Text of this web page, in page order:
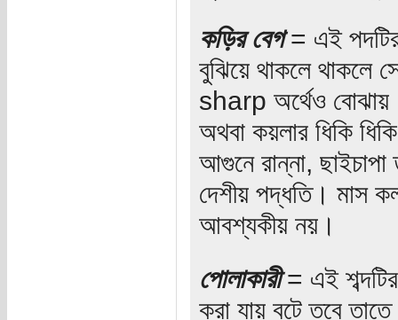
কড়ির বেগ= এই পদটির
বুঝিয়ে থাকলে থাকলে
sharp অর্থেও
অথবা কয়লার ধিকি
আগুনে রান্না,
দেশীয় পদ্ধতি। মাস
আবশ্যকীয় নয়।
পোলাকারী= এই শব্দটির
করা যায় বটে তবে